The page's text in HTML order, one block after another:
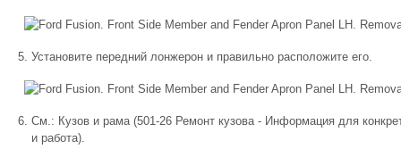
Установите передний лонжерон и правильно расположите его.
См.: Кузов и рама (501-26 Ремонт кузова - Информация для
и работа).